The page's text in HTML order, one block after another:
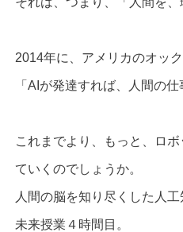
2014年に、アメリカのオッ
「AIが発達すれば、人間の
これまでより、もっと、ロ
ていくのでしょうか。
人間の脳を知り尽くした人
未来授業４時間目。